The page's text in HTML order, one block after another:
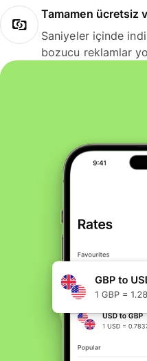
Tamamen ücretsiz
Saniyeler içinde
bozucu reklamlar